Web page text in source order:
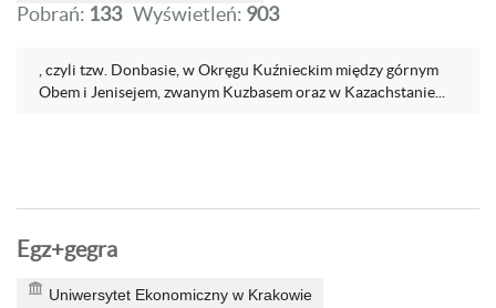
Pobrań: 133 Wyświetleń: 903
, czyli tzw. Donbasie, w Okręgu Kuźnieckim między górnym
Obem i Jenisejem, zwanym Kuzbasem oraz w Kazachstanie...
Egz+gegra
Uniwersytet Ekonomiczny w Krakowie